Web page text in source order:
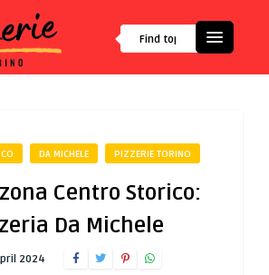
DA MICHELE PIZZERIE TORINO
Centro Storico:
Da Michele
2024